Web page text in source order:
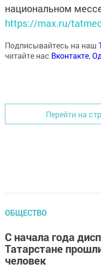
национальном
https://max.ru/
Подписывайтесь на наш
читайте нас Вконтакте,
Перейти на
ОБЩЕСТВО
С начала года
Татарстане
человек